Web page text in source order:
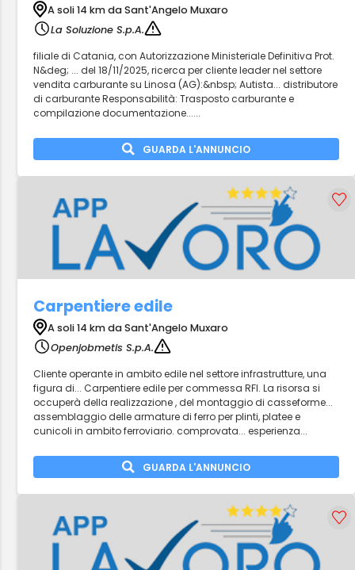
A soli 14 km da Sant'Angelo Muxaro
La Soluzione S.p.A.
filiale di Catania, con Autorizzazione Ministeriale Definitiva Prot.
N&deg; ... del 18/11/2025, ricerca per cliente leader nel settore
vendita carburante su Linosa (AG):&nbsp; Autista... distributore
di carburante Responsabilità: Trasposto carburante e
compilazione documentazione......
GUARDA L'ANNUNCIO
Carpentiere edile
A soli 14 km da Sant'Angelo Muxaro
Openjobmetis S.p.A.
Cliente operante in ambito edile nel settore infrastrutture, una
figura di... Carpentiere edile per commessa RFI. La risorsa si
occuperà della realizzazione , del montaggio di casseforme...
assemblaggio delle armature di ferro per plinti, platee e
cunicoli in ambito ferroviario. comprovata... esperienza...
GUARDA L'ANNUNCIO